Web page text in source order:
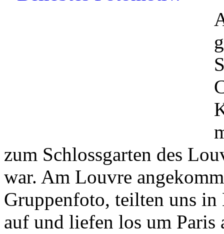
zum Schlossgarten des
war. Am Louvre
Gruppenfoto, teilten uns
auf und liefen los um Paris